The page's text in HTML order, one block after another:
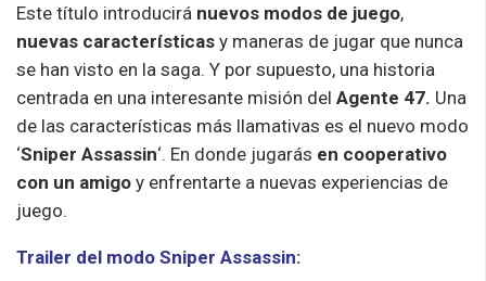
Este título introducirá nuevos modos de juego,
nuevas características y maneras de jugar que nunca
se han visto en la saga. Y por supuesto, una historia
centrada en una interesante misión del Agente 47. Una
de las características más llamativas es el nuevo modo
‘Sniper Assassin‘. En donde jugarás en cooperativo
con un amigo y enfrentarte a nuevas experiencias de
juego.
Trailer del modo Sniper Assassin: